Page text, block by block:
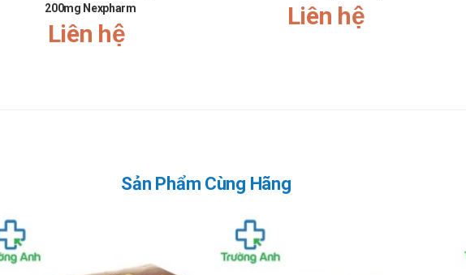
200mg Nexpharm
Liên hệ
Liên hệ
Sản Phẩm Cùng Hãng